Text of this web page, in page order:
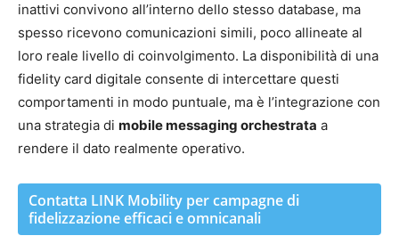
inattivi convivono all’interno dello stesso database, ma
spesso ricevono comunicazioni simili, poco allineate al
loro reale livello di coinvolgimento. La disponibilità di una
fidelity card digitale consente di intercettare questi
comportamenti in modo puntuale, ma è l’integrazione con
una strategia di mobile messaging orchestrata a
rendere il dato realmente operativo.
Contatta LINK Mobility per campagne di
fidelizzazione efficaci e omnicanali